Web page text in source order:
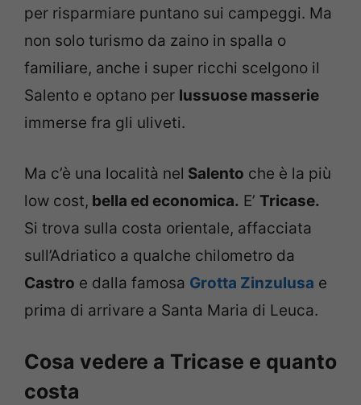
per risparmiare puntano sui campeggi. Ma
non solo turismo da zaino in spalla o
familiare, anche i super ricchi scelgono il
Salento e optano per lussuose masserie
immerse fra gli uliveti.
Ma c’è una località nel Salento che è la più
low cost, bella ed economica. E’ Tricase.
Si trova sulla costa orientale, affacciata
sull’Adriatico a qualche chilometro da
Castro e dalla famosa Grotta Zinzulusa e
prima di arrivare a Santa Maria di Leuca.
Cosa vedere a Tricase e quanto
costa